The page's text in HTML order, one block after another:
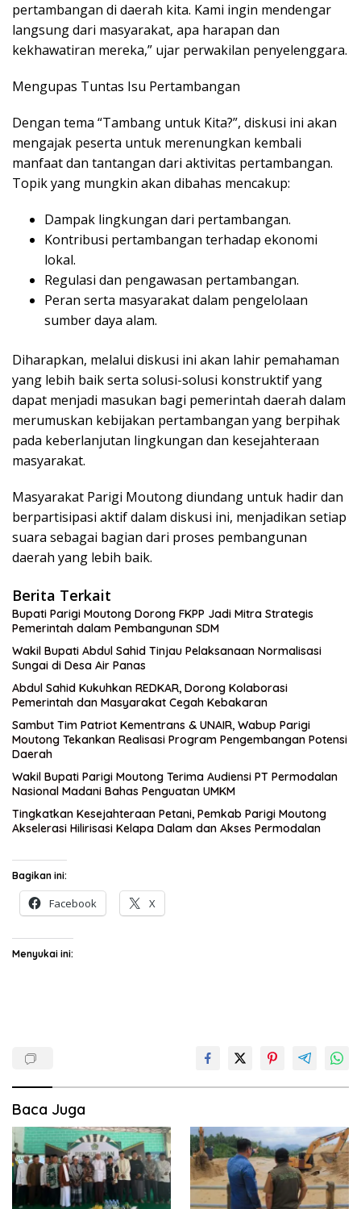
pertambangan di daerah kita. Kami ingin mendengar
langsung dari masyarakat, apa harapan dan
kekhawatiran mereka,” ujar perwakilan penyelenggara.
Mengupas Tuntas Isu Pertambangan
Dengan tema “Tambang untuk Kita?”, diskusi ini akan
mengajak peserta untuk merenungkan kembali
manfaat dan tantangan dari aktivitas pertambangan.
Topik yang mungkin akan dibahas mencakup:
Dampak lingkungan dari pertambangan.
Kontribusi pertambangan terhadap ekonomi
lokal.
Regulasi dan pengawasan pertambangan.
Peran serta masyarakat dalam pengelolaan
sumber daya alam.
Diharapkan, melalui diskusi ini akan lahir pemahaman
yang lebih baik serta solusi-solusi konstruktif yang
dapat menjadi masukan bagi pemerintah daerah dalam
merumuskan kebijakan pertambangan yang berpihak
pada keberlanjutan lingkungan dan kesejahteraan
masyarakat.
Masyarakat Parigi Moutong diundang untuk hadir dan
berpartisipasi aktif dalam diskusi ini, menjadikan setiap
suara sebagai bagian dari proses pembangunan
daerah yang lebih baik.
Berita Terkait
Bupati Parigi Moutong Dorong FKPP Jadi Mitra Strategis
Pemerintah dalam Pembangunan SDM
Wakil Bupati Abdul Sahid Tinjau Pelaksanaan Normalisasi
Sungai di Desa Air Panas
Abdul Sahid Kukuhkan REDKAR, Dorong Kolaborasi
Pemerintah dan Masyarakat Cegah Kebakaran
Sambut Tim Patriot Kementrans & UNAIR, Wabup Parigi
Moutong Tekankan Realisasi Program Pengembangan Potensi
Daerah
Wakil Bupati Parigi Moutong Terima Audiensi PT Permodalan
Nasional Madani Bahas Penguatan UMKM
Tingkatkan Kesejahteraan Petani, Pemkab Parigi Moutong
Akselerasi Hilirisasi Kelapa Dalam dan Akses Permodalan
Bagikan ini:
Facebook X
Menyukai ini:
Baca Juga